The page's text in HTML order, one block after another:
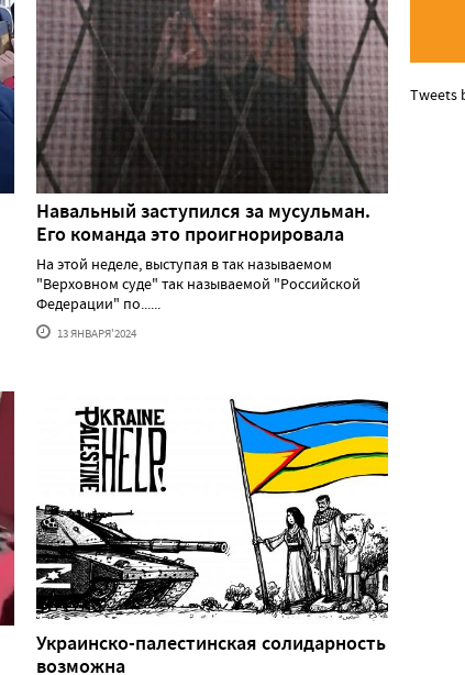
Навальный заступился за мусульман.
Его команда это проигнорировала
На этой неделе, выступая в так называемом
"Верховном суде" так называемой "Российской
Федерации" по......
13 ЯНВАРЯ'2024
Украинско-палестинская солидарность
возможна
Tweets